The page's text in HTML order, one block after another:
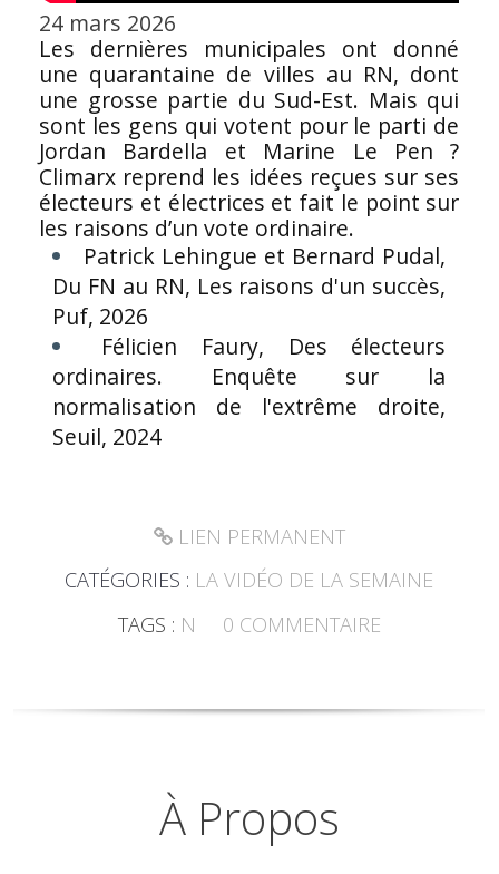
24 mars 2026
Les dernières municipales ont donné
une quarantaine de villes au RN, dont
une grosse partie du Sud-Est. Mais qui
sont les gens qui votent pour le parti de
Jordan Bardella et Marine Le Pen ?
Climarx reprend les idées reçues sur ses
électeurs et électrices et fait le point sur
les raisons d’un vote ordinaire.
Patrick Lehingue et Bernard Pudal,
Du FN au RN, Les raisons d'un succès,
Puf, 2026
Félicien Faury, Des électeurs
ordinaires. Enquête sur la
normalisation de l'extrême droite,
Seuil, 2024
LIEN PERMANENT
CATÉGORIES : LA VIDÉO DE LA SEMAINE
TAGS : N 0 COMMENTAIRE
À Propos